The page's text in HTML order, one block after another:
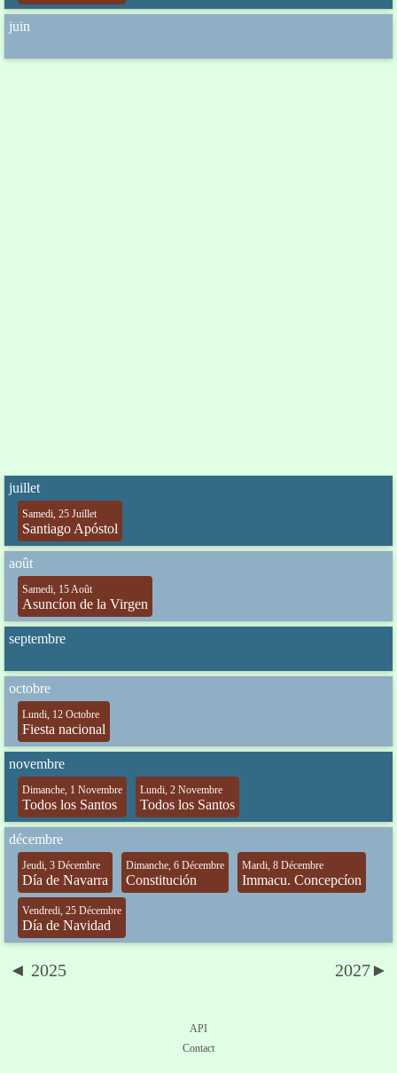
juin
juillet
Samedi, 25 Juillet
Santiago Apóstol
août
Samedi, 15 Août
Asuncíon de la Virgen
septembre
octobre
Lundi, 12 Octobre
Fiesta nacional
novembre
Dimanche, 1 Novembre
Todos los Santos
Lundi, 2 Novembre
Todos los Santos
décembre
Jeudi, 3 Décembre
Día de Navarra
Dimanche, 6 Décembre
Constitución
Mardi, 8 Décembre
Immacu. Concepcíon
Vendredi, 25 Décembre
Día de Navidad
◄ 2025 2027►
API
Contact